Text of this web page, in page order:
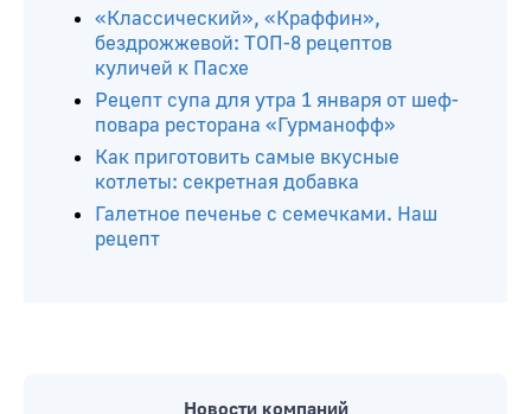
«Классический», «Краффин»,
бездрожжевой: ТОП-8 рецептов
куличей к Пасхе
Рецепт супа для утра 1 января от шеф-
повара ресторана «Гурманофф»
Как приготовить самые вкусные
котлеты: секретная добавка
Галетное печенье с семечками. Наш
рецепт
Новости компаний